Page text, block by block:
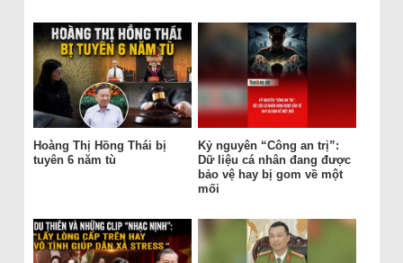
Hoàng Thị Hồng Thái bị
tuyên 6 năm tù
Kỷ nguyên “Công an trị”:
Dữ liệu cá nhân đang được
bảo vệ hay bị gom về một
mối